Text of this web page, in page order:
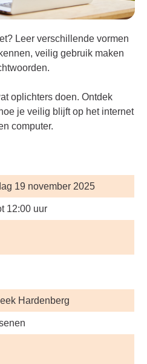
Leer verschillende vormen
veilig gebruik maken
oplichters doen. Ontdek
je veilig blijft op het internet
computer.
19 november 2025
12:00 uur
Hardenberg